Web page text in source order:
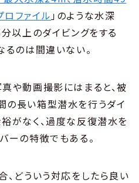
ファイル」のような水深
以上のダイビングをする
るのは間違いない。
や動画撮影にはまると、被
長い箱型潜水を行うダイ
がなく、過度な反復潜水を
ーの特徴でもある。
、どういう対応をしたら良い